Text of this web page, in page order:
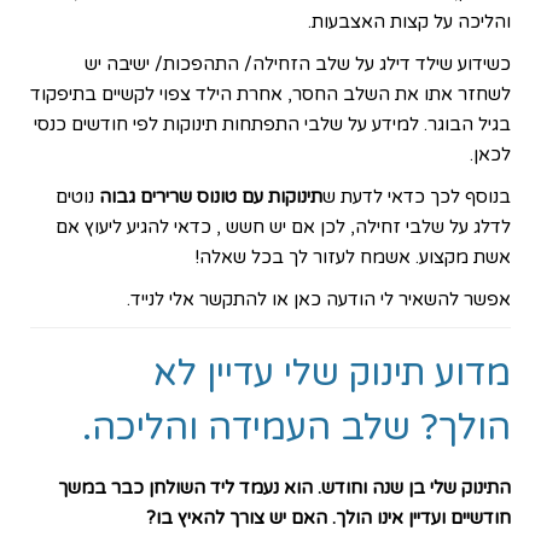
והליכה על קצות האצבעות.
כשידוע שילד דילג על שלב הזחילה/ התהפכות/ ישיבה יש
לשחזר אתו את השלב החסר, אחרת הילד צפוי לקשיים בתיפקוד
בגיל הבוגר. למידע על שלבי התפתחות תינוקות לפי חודשים כנסי
לכאן.
בנוסף לכך כדאי לדעת שתינוקות עם טונוס שרירים גבוה נוטים
לדלג על שלבי זחילה, לכן אם יש חשש , כדאי להגיע ליעוץ אם
אשת מקצוע. אשמח לעזור לך בכל שאלה!
אפשר להשאיר לי הודעה כאן או להתקשר אלי לנייד.
מדוע תינוק שלי עדיין לא
הולך? שלב העמידה והליכה.
התינוק שלי בן שנה וחודש. הוא נעמד ליד השולחן כבר במשך
חודשיים ועדיין אינו הולך. האם יש צורך להאיץ בו?